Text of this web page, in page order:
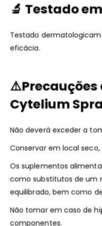
🔬 Testado
Testado
eficácia.
⚠️Precauções
Cytelium
Não deverá exceder a
Conservar em local
Os suplementos
como substitutos de um
equilibrado, bem como
Não tomar em caso de
componentes.